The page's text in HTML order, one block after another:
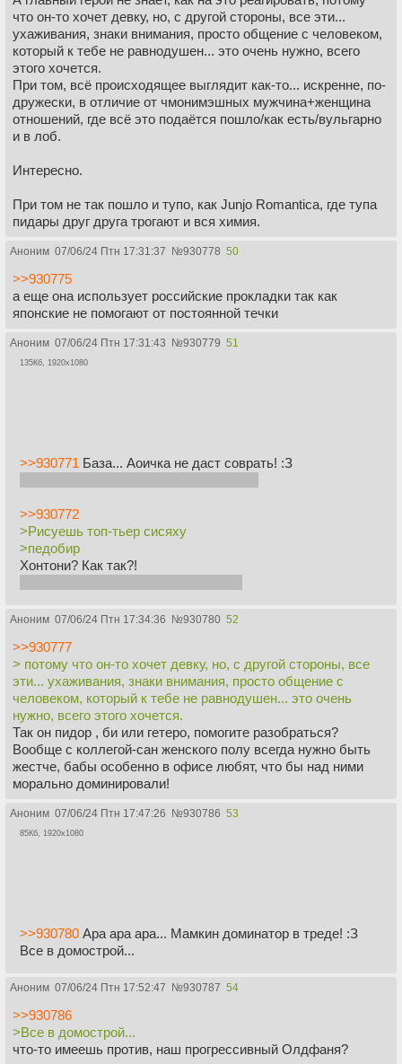
что он-то хочет девку, но, с другой стороны, все эти...
ухаживания, знаки внимания, просто общение с человеком,
который к тебе не равнодушен... это очень нужно, всего
этого хочется.
При том, всё происходящее выглядит как-то... искренне, по-
дружески, в отличие от чмонимэшных мужчина+женщина
отношений, где всё это подаётся пошло/как есть/вульгарно
и в лоб.
Интересно.
При том не так пошло и тупо, как Junjo Romantica, где тупа
пидары друг друга трогают и вся химия.
Аноним 07/06/24 Птн 17:31:37 №930778 50
>>930775
а еще она использует российские прокладки так как
японские не помогают от постоянной течки
Аноним 07/06/24 Птн 17:31:43 №930779 51
135Кб, 1920x1080
>>930771 База... Аоичка не даст соврать! :З
>>930772
>Рисуешь топ-тьер сисяху
>педобир
Хонтони? Как так?!
Аноним 07/06/24 Птн 17:34:36 №930780 52
>>930777
> потому что он-то хочет девку, но, с другой стороны, все
эти... ухаживания, знаки внимания, просто общение с
человеком, который к тебе не равнодушен... это очень
нужно, всего этого хочется.
Так он пидор , би или гетеро, помогите разобраться?
Вообще с коллегой-сан женского полу всегда нужно быть
жестче, бабы особенно в офисе любят, что бы над ними
морально доминировали!
Аноним 07/06/24 Птн 17:47:26 №930786 53
85Кб, 1920x1080
>>930780 Ара ара ара... Мамкин доминатор в треде! :З
Все в домострой...
Аноним 07/06/24 Птн 17:52:47 №930787 54
>>930786
>Все в домострой...
что-то имеешь против, наш прогрессивный Олдфаня?